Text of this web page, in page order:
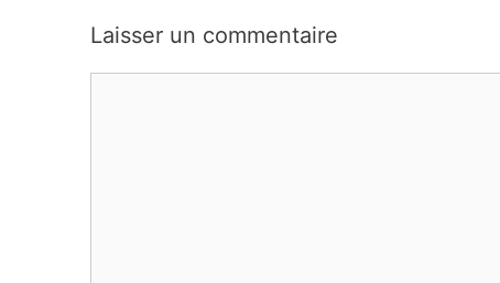
Laisser un commentaire